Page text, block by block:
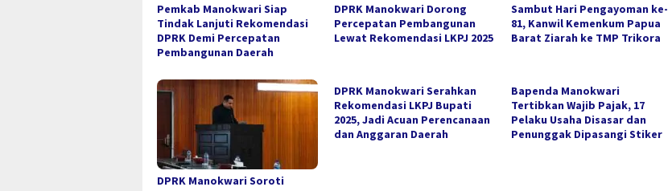
Pemkab Manokwari Siap
Tindak Lanjuti Rekomendasi
DPRK Demi Percepatan
Pembangunan Daerah
DPRK Manokwari Dorong
Percepatan Pembangunan
Lewat Rekomendasi LKPJ 2025
Sambut Hari Pengayoman ke-
81, Kanwil Kemenkum Papua
Barat Ziarah ke TMP Trikora
DPRK Manokwari Soroti
DPRK Manokwari Serahkan
Rekomendasi LKPJ Bupati
2025, Jadi Acuan Perencanaan
dan Anggaran Daerah
Bapenda Manokwari
Tertibkan Wajib Pajak, 17
Pelaku Usaha Disasar dan
Penunggak Dipasangi Stiker